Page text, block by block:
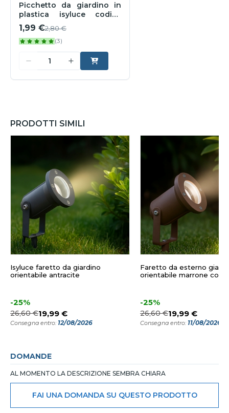
Picchetto da giardino in
plastica isyluce codice
549p
1,99 €2,80 €
(3)
PRODOTTI SIMILI
Isyluce faretto da giardino
orientabile antracite
-25%
26,60 €19,99 €
Consegna entro: 12/08/2026
Faretto da esterno
orientabile marrone
-25%
26,60 €19,99 €
Consegna entro: 11/08/2026
DOMANDE
AL MOMENTO LA DESCRIZIONE SEMBRA CHIARA
FAI UNA DOMANDA SU QUESTO PRODOTTO